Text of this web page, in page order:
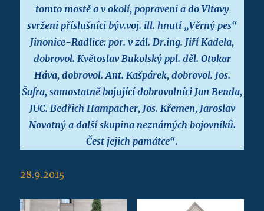
tomto mostě a v okolí, popraveni a do Vltavy
svrženi příslušníci býv.voj. ill. hnutí „Věrný pes“
Jinonice-Radlice: por. v zál. Dr.ing. Jiří Kadela,
dobrovol. Květoslav Bukolský ppl. děl. Otokar
Háva, dobrovol. Ant. Kašpárek, dobrovol. Jos.
Šafra, samostatně bojující dobrovolníci Jan Benda,
JUC. Bedřich Hampacher, Jos. Křemen, Jaroslav
Novotný a další skupina neznámých bojovníků.
Čest jejich památce“.
28.9.2015